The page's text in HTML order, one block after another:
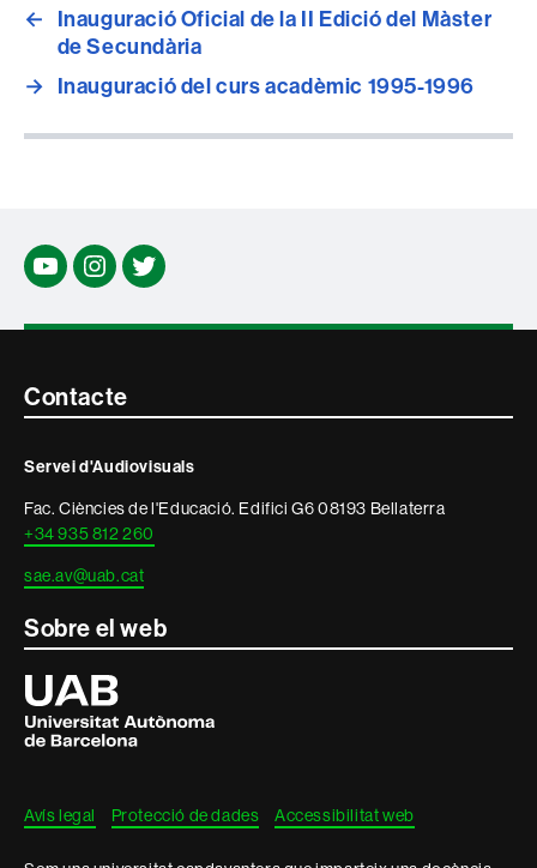
←
Inauguració Oficial de la II Edició del Màster
de Secundària
→ Inauguració del curs acadèmic 1995-1996
Youtube
Instatwitter
Contacte
informació
legal
Contacte
Servei d'Audiovisuals
Fac. Ciències de l'Educació. Edifici G6 08193 Bellaterra
+34 935 812 260
sae.av@uab.cat
Sobre el web
Universitat
Autònoma
de
Barcelona
Avís legal Protecció de dades Accessibilitat web